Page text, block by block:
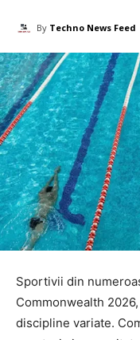
By Techno News Feed
Sportivii din
Commonwealth
discipline variate.